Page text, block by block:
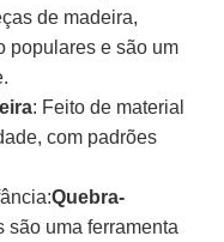
de madeira,
populares e são um
: Feito de material
com padrões
Quebra-
são uma ferramenta